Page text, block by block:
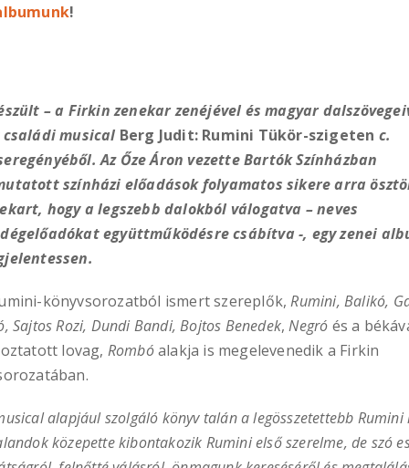
!
– a Firkin zenekar zenéjével és magyar
családi musical Berg Judit: Rumini Tükör-szigeten c.
Az Őze Áron vezette Bartók Színházban
színházi előadások folyamatos sikere arra
hogy a legszebb dalokból válogatva – neves
együttműködésre csábítva -, egy zenei
könyvsorozatból ismert szereplők,Rumini, Balikó,
Sajtos Rozi, Dundi Bandi, Bojtos Benedek,Negró és a
lovag, Rombóalakja is megelevenedik a Firkin
alapjául szolgáló könyv talán a legösszetettebb Rumini
közepette kibontakozik Rumini első szerelme, de szó